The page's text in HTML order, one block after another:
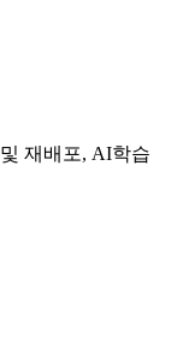
재배포, AI학습